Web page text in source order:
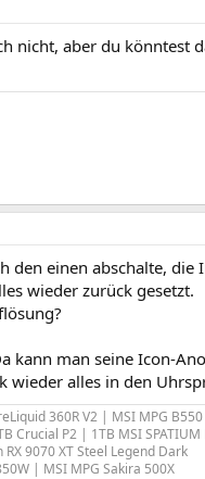
nicht, aber du könntest
den einen abschalte,
wieder zurück gesetzt.
kann man seine Icon-
wieder alles in den
360R V2 | MSI MPG
Crucial P2 | 1TB MSI
RX 9070 XT Steel Legend Dark
| MSI MPG Sakira 500X​